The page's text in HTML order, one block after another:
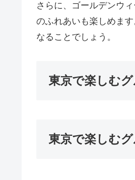
さらに、ゴールデンウ
のふれあいも楽しめま
なることでしょう。
東京で楽しむ
東京で楽しむ